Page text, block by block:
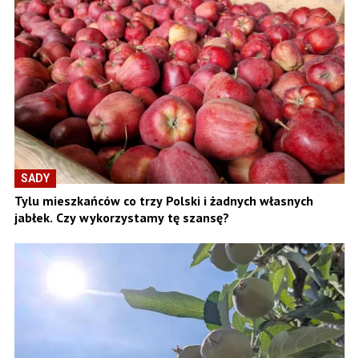
SADY
Tylu mieszkańców co trzy Polski i żadnych własnych
jabłek. Czy wykorzystamy tę szansę?